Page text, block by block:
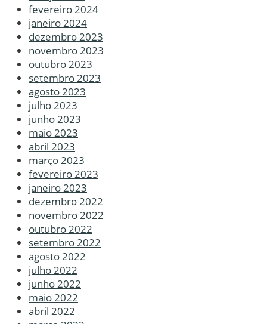
fevereiro 2024
janeiro 2024
dezembro 2023
novembro 2023
outubro 2023
setembro 2023
agosto 2023
julho 2023
junho 2023
maio 2023
abril 2023
março 2023
fevereiro 2023
janeiro 2023
dezembro 2022
novembro 2022
outubro 2022
setembro 2022
agosto 2022
julho 2022
junho 2022
maio 2022
abril 2022